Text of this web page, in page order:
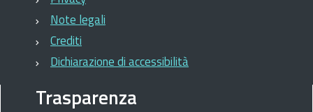
Note legali
Crediti
Dichiarazione di accessibilità
Trasparenza